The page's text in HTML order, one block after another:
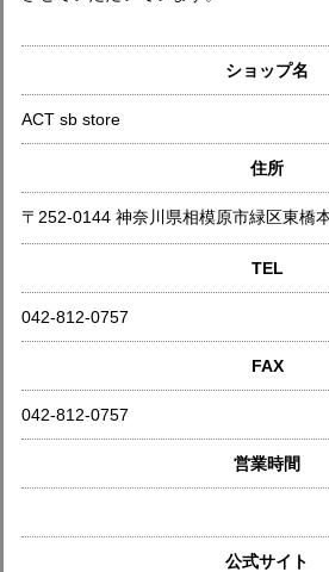
ショップ名
ACT sb store
住所
〒252-0144 神奈川県相模原市緑区東橋
TEL
042-812-0757
FAX
042-812-0757
営業時間
公式サイト